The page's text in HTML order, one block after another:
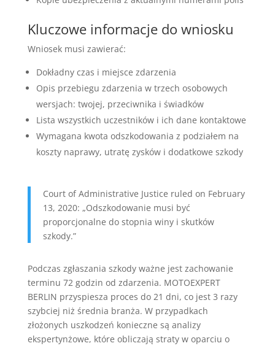
Kluczowe informacje do wniosku
Wniosek musi zawierać:
Dokładny czas i miejsce zdarzenia
Opis przebiegu zdarzenia w trzech osobowych
wersjach: twojej, przeciwnika i świadków
Lista wszystkich uczestników i ich dane kontaktowe
Wymagana kwota odszkodowania z podziałem na
koszty naprawy, utratę zysków i dodatkowe szkody
Court of Administrative Justice ruled on February
13, 2020: „Odszkodowanie musi być
proporcjonalne do stopnia winy i skutków
szkody.”
Podczas zgłaszania szkody ważne jest zachowanie
terminu 72 godzin od zdarzenia. MOTOEXPERT
BERLIN przyspiesza proces do 21 dni, co jest 3 razy
szybciej niż średnia branża. W przypadkach
złożonych uszkodzeń konieczne są analizy
ekspertynżowe, które obliczają straty w oparciu o